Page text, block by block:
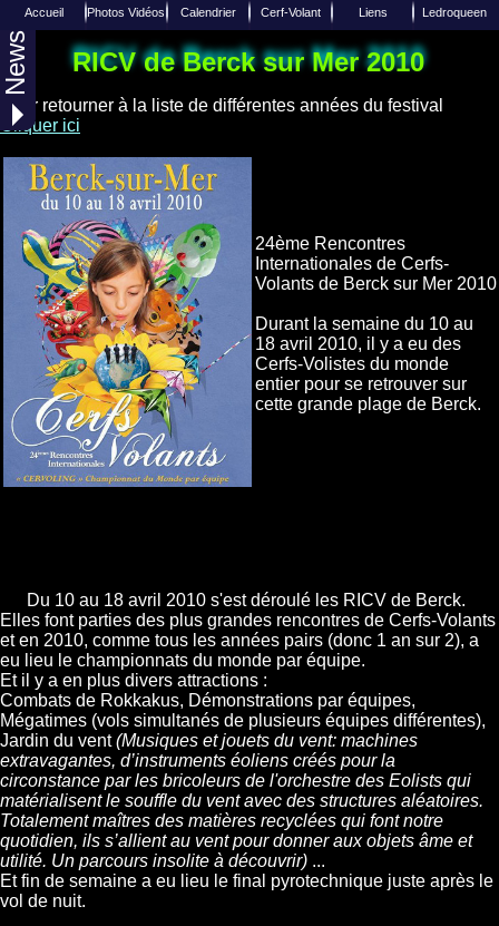
Accueil
Accueil
Photos Vidéos
Reportages
Photos Aériennes
Calendrier
Calendrier 2027
Calendrier 2025
Cerf-Volant
Photo aérienne
Equipes / Club
Liens
Liens de Cerfs-Volants
Ledroqueen
Insèrer un Lien
Facebook
News RICV de Berck sur Mer 2010
Pour retourner à la liste de différentes années du festival
Cliquer ici
24ème Rencontres
Internationales de Cerfs-
Volants de Berck sur Mer 2010
Durant la semaine du 10 au
18 avril 2010, il y a eu des
Cerfs-Volistes du monde
entier pour se retrouver sur
cette grande plage de Berck.
Du 10 au 18 avril 2010 s'est déroulé les RICV de Berck.
Elles font parties des plus grandes rencontres de Cerfs-Volants
et en 2010, comme tous les années pairs (donc 1 an sur 2), a
eu lieu le championnats du monde par équipe.
Et il y a en plus divers attractions :
Combats de Rokkakus, Démonstrations par équipes,
Mégatimes (vols simultanés de plusieurs équipes différentes),
Jardin du vent(Musiques et jouets du vent: machines
extravagantes, d’instruments éoliens créés pour la
circonstance par les bricoleurs de l'orchestre des Eolists qui
matérialisent le souffle du vent avec des structures aléatoires.
Totalement maîtres des matières recyclées qui font notre
quotidien, ils s’allient au vent pour donner aux objets âme et
utilité. Un parcours insolite à découvrir) ...
Et fin de semaine a eu lieu le final pyrotechnique juste après le
vol de nuit.